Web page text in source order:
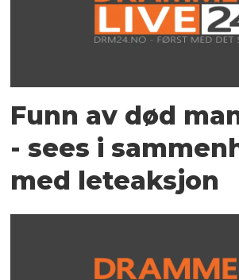
Funn av død
- sees i
med leteaksjon